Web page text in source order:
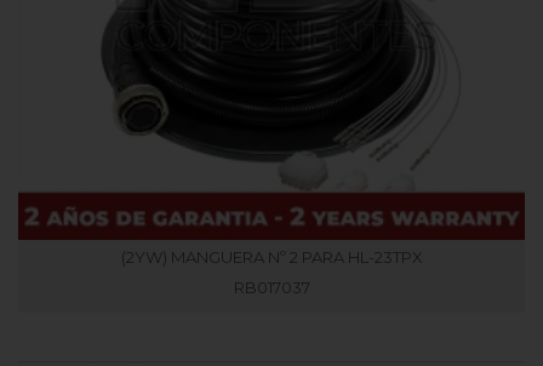
(2YW) MANGUERA Nº 2 PARA HL-23TPX
RB017037